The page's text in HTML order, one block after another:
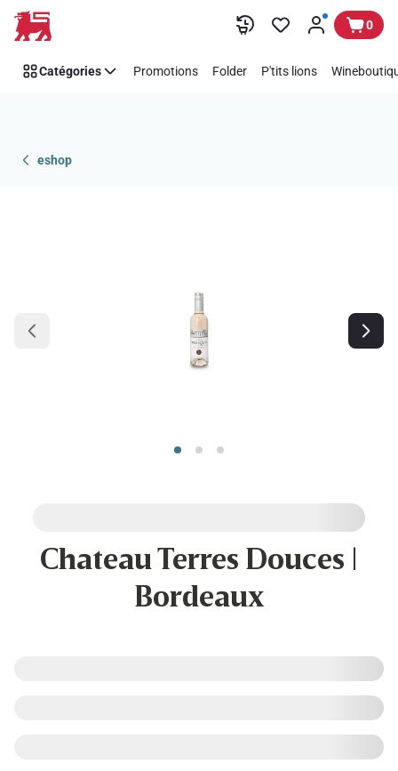
Passer 0
Catégories Promotions Folder P'tits lions
eshop
Chateau Terres Douces |
Bordeaux